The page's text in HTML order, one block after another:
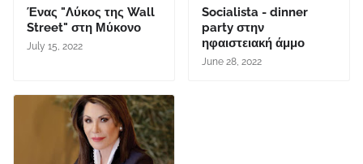
Ένας "Λύκος της Wall
Street" στη Μύκονο
July 15, 2022
Socialista - dinner
party στην
ηφαιστειακή άμμο
June 28, 2022